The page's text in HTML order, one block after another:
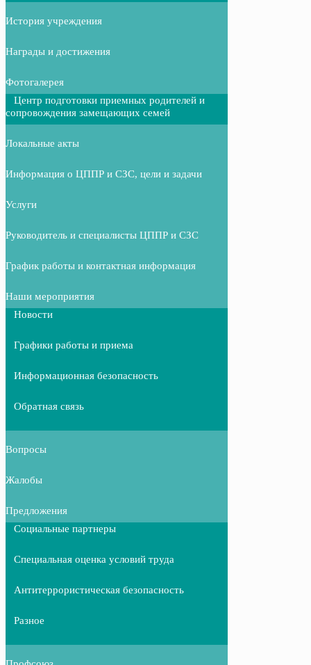
История учреждения
Награды и достижения
Фотогалерея
Центр подготовки приемных родителей и
сопровождения замещающих семей
Локальные акты
Информация о ЦППР и СЗС, цели и задачи
Услуги
Руководитель и специалисты ЦППР и СЗС
График работы и контактная информация
Наши мероприятия
Новости
Графики работы и приема
Информационная безопасность
Обратная связь
Вопросы
Жалобы
Предложения
Социальные партнеры
Специальная оценка условий труда
Антитеррористическая безопасность
Разное